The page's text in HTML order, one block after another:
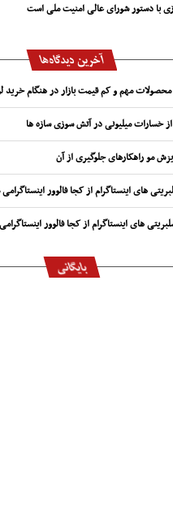
با دستور شورای عالی امنیت ملی است
آخرین دیدگاه‌ها
محصولات مهم و کم قیمت بازار در هنگام خرید
خسارات میلیونی در آتش سوزی سازه ها
مو راهکارهای جلوگیری از آن
های اینستاگرام از کجا فالوور
های اینستاگرام از کجا فالوور
بایگانی